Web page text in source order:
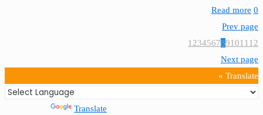
0
Read more
Prev page
123456789101112
Next page
Translate »
Translate